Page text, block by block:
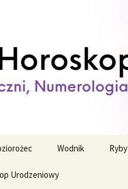
Wodnik Ryby
Urodzeniowy